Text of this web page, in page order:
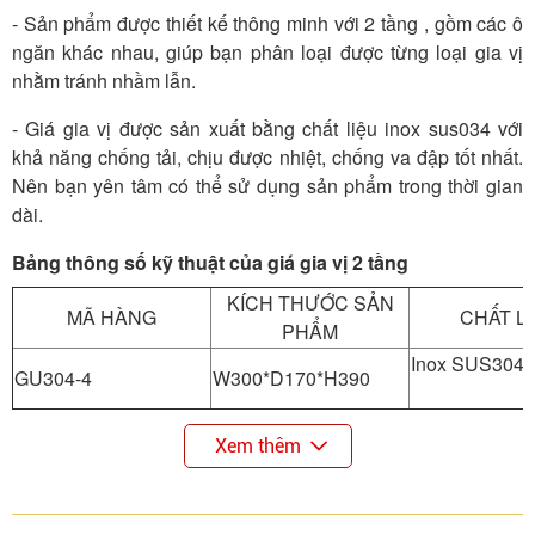
- Sản phẩm được thiết kế thông minh với 2 tầng , gồm các ô
ngăn khác nhau, giúp bạn phân loại được từng loại gia vị
nhằm tránh nhầm lẫn.
- Giá gia vị được sản xuất bằng chất liệu inox sus034 với
khả năng chống tải, chịu được nhiệt, chống va đập tốt nhất.
Nên bạn yên tâm có thể sử dụng sản phẩm trong thời gian
dài.
Bảng thông số kỹ thuật của giá gia vị 2 tầng
MÃ HÀNG
KÍCH THƯỚC SẢN
PHẨM
CHẤT
GU304-4 W300*D170*H390
Inox SUS304
Xem thêm